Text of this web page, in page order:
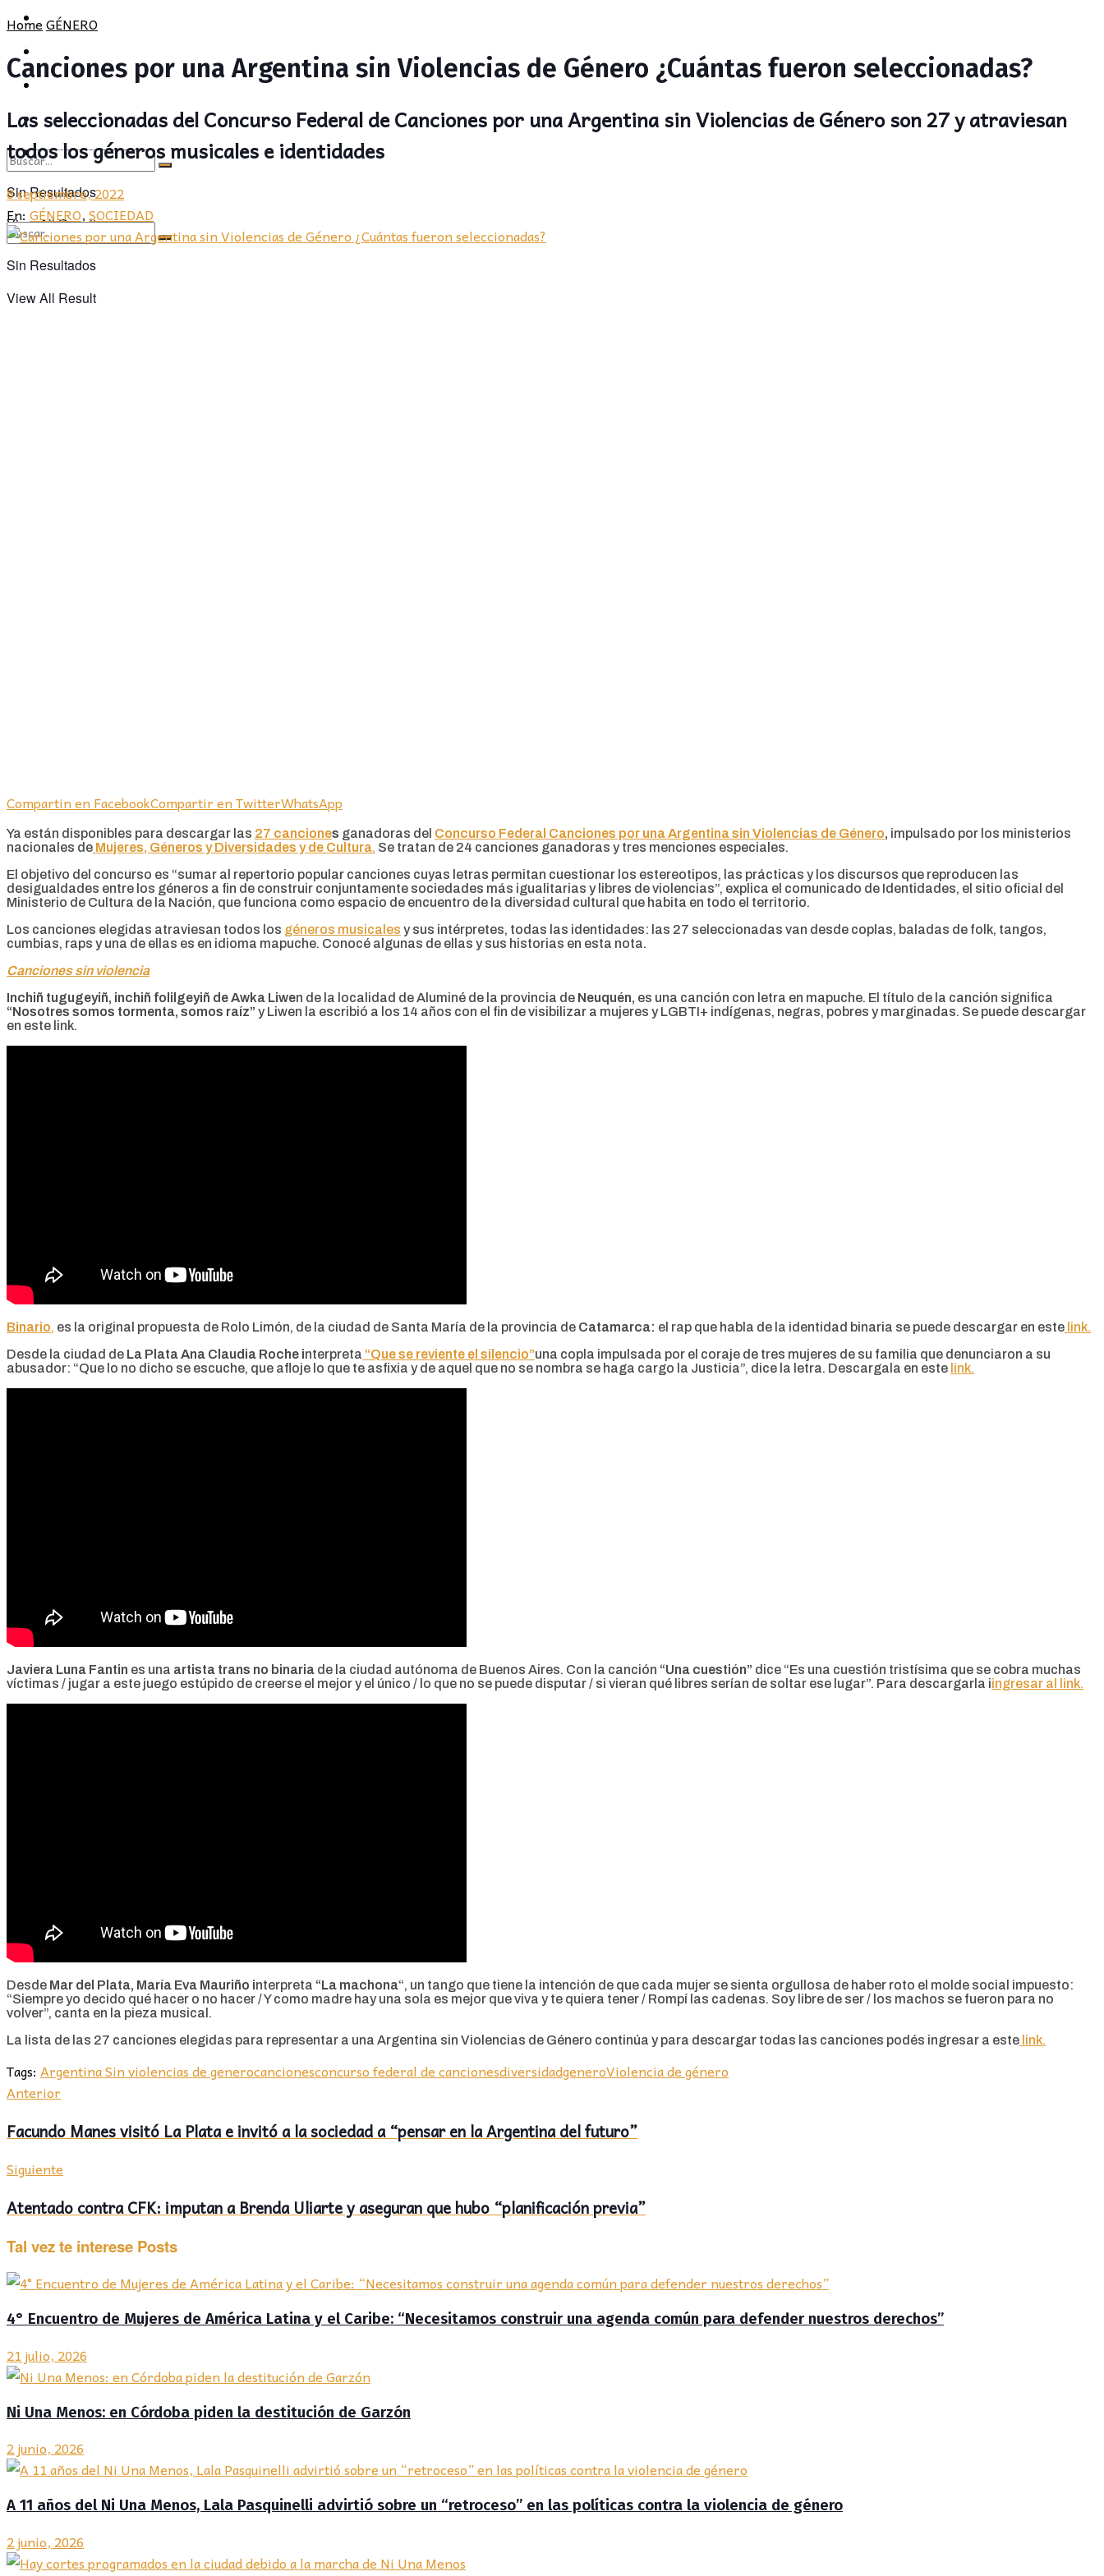
POLÍTICA
CULTURA
OPINIÓN
Sin Resultados
View All Result
PROVINCIA
POLÍTICA
CULTURA
OPINIÓN
Sin Resultados
View All Result
HomeGÉNERO
Canciones por una Argentina sin Violencias de Género ¿Cuántas fueron seleccionadas?
Las seleccionadas del Concurso Federal de Canciones por una Argentina sin Violencias de Género son 27 y atraviesan
todos los géneros musicales e identidades
8 septiembre, 2022
En: GÉNERO,SOCIEDAD
Compartin en FacebookCompartir en TwitterWhatsApp
Ya están disponibles para descargar las 27 canciones ganadoras del Concurso Federal Canciones por una Argentina sin Violencias de Género, impulsado por los ministerios
nacionales de Mujeres, Géneros y Diversidades y de Cultura. Se tratan de 24 canciones ganadoras y tres menciones especiales.
El objetivo del concurso es “sumar al repertorio popular canciones cuyas letras permitan cuestionar los estereotipos, las prácticas y los discursos que reproducen las
desigualdades entre los géneros a fin de construir conjuntamente sociedades más igualitarias y libres de violencias”, explica el comunicado de Identidades, el sitio oficial del
Ministerio de Cultura de la Nación, que funciona como espacio de encuentro de la diversidad cultural que habita en todo el territorio.
Los canciones elegidas atraviesan todos los géneros musicales y sus intérpretes, todas las identidades: las 27 seleccionadas van desde coplas, baladas de folk, tangos,
cumbias, raps y una de ellas es en idioma mapuche. Conocé algunas de ellas y sus historias en esta nota.
Canciones sin violencia
Inchiñ tugugeyiñ, inchiñ folilgeyiñ de Awka Liwen de la localidad de Aluminé de la provincia de Neuquén, es una canción con letra en mapuche. El título de la canción significa
“Nosotres somos tormenta, somos raíz” y Liwen la escribió a los 14 años con el fin de visibilizar a mujeres y LGBTI+ indígenas, negras, pobres y marginadas. Se puede descargar
en este link.
Binario, es la original propuesta de Rolo Limón, de la ciudad de Santa María de la provincia de Catamarca: el rap que habla de la identidad binaria se puede descargar en este link.
Desde la ciudad de La Plata Ana Claudia Roche interpreta “Que se reviente el silencio”una copla impulsada por el coraje de tres mujeres de su familia que denunciaron a su
abusador: “Que lo no dicho se escuche, que afloje lo que te asfixia y de aquel que no se nombra se haga cargo la Justicia”, dice la letra. Descargala en este link.
Javiera Luna Fantin es una artista trans no binaria de la ciudad autónoma de Buenos Aires. Con la canción “Una cuestión” dice “Es una cuestión tristísima que se cobra muchas
víctimas / jugar a este juego estúpido de creerse el mejor y el único / lo que no se puede disputar / si vieran qué libres serían de soltar ese lugar”. Para descargarla iingresar al link.
Desde Mar del Plata, María Eva Mauriño interpreta “La machona“, un tango que tiene la intención de que cada mujer se sienta orgullosa de haber roto el molde social impuesto:
“Siempre yo decido qué hacer o no hacer / Y como madre hay una sola es mejor que viva y te quiera tener / Rompí las cadenas. Soy libre de ser / los machos se fueron para no
volver”, canta en la pieza musical.
La lista de las 27 canciones elegidas para representar a una Argentina sin Violencias de Género continúa y para descargar todas las canciones podés ingresar a este link.
Tags: Argentina Sin violencias de generocancionesconcurso federal de cancionesdiversidadgeneroViolencia de género
Anterior
Facundo Manes visitó La Plata e invitó a la sociedad a “pensar en la Argentina del futuro”
Siguiente
Atentado contra CFK: imputan a Brenda Uliarte y aseguran que hubo “planificación previa”
Tal vez te interese Posts
4° Encuentro de Mujeres de América Latina y el Caribe: “Necesitamos construir una agenda común para defender nuestros derechos”
21 julio, 2026
Ni Una Menos: en Córdoba piden la destitución de Garzón
2 junio, 2026
A 11 años del Ni Una Menos, Lala Pasquinelli advirtió sobre un “retroceso” en las políticas contra la violencia de género
2 junio, 2026